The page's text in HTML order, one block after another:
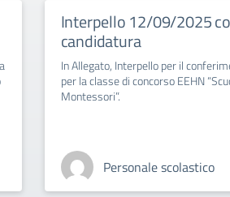
Interpello 12/09/2025
candidatura
In Allegato, Interpello per il
per la classe di concorso EEHN
Montessori”.
Personale scolastico